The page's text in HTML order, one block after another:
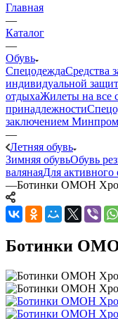
Главная
—
Каталог
—
Обувь
СпецодеждаСредства
индивидуальной
отдыхаЖилеты на все
принадлежности
заключением
—
Летняя обувь
Зимняя обувьОбувь
валянаяДля активного
—Ботинки ОМОН
Ботинки